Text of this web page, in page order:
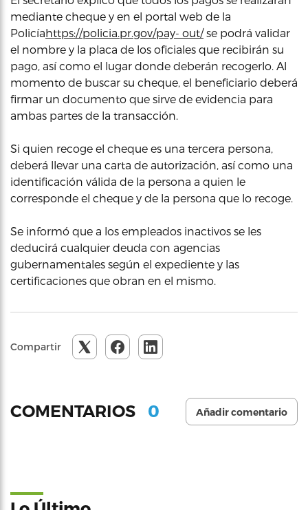
mediante cheque y en el portal web de la
Policíahttps://policia.pr.gov/pay- out/se podrá validar
el nombre y la placa de los oficiales que recibirán su
pago, así como el lugar donde deberán recogerlo. Al
momento de buscar su cheque, el beneficiario deberá
firmar un documento que sirve de evidencia para
ambas partes de la transacción.
Si quien recoge el cheque es una tercera persona,
deberá llevar una carta de autorización, así como una
identificación válida de la persona a quien le
corresponde el cheque y de la persona que lo recoge.
Se informó que a los empleados inactivos se les
deducirá cualquier deuda con agencias
gubernamentales según el expediente y las
certificaciones que obran en el mismo.
Compartir
COMENTARIOS 0 Añadir comentario